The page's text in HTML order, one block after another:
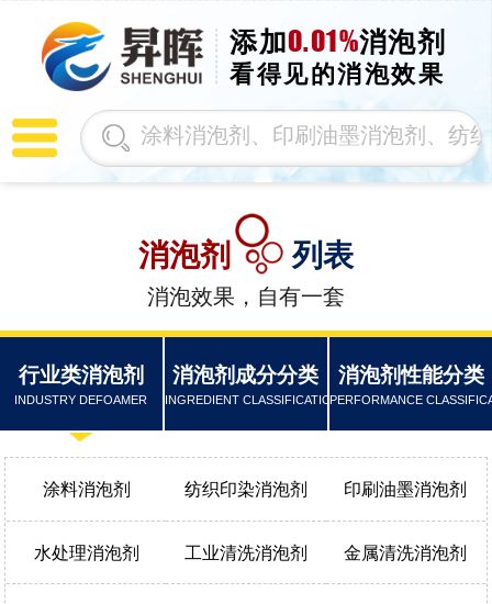
添加0.01%消泡剂
看得见的消泡效果
消泡剂 列表
消泡效果，自有一套
行业类消泡剂
INDUSTRY DEFOAMER
涂料消泡剂 纺织印染消泡剂 印刷油墨消泡剂
水处理消泡剂 工业清洗消泡剂 金属清洗消泡剂
消泡剂成分分类
INGREDIENT CLASSIFICATION
消泡剂性能分类
PERFORMANCE